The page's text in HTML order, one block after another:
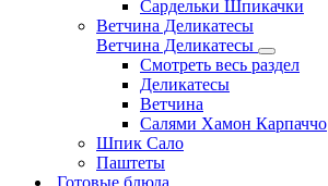
Сардельки Шпикачки
Ветчина Деликатесы
Ветчина Деликатесы
Смотреть весь раздел
Деликатесы
Ветчина
Салями Хамон Карпаччо
Шпик Сало
Паштеты
Готовые блюда